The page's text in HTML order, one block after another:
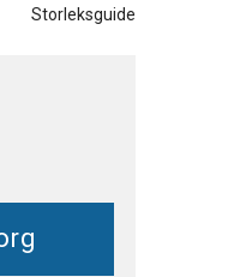
Storleksguide